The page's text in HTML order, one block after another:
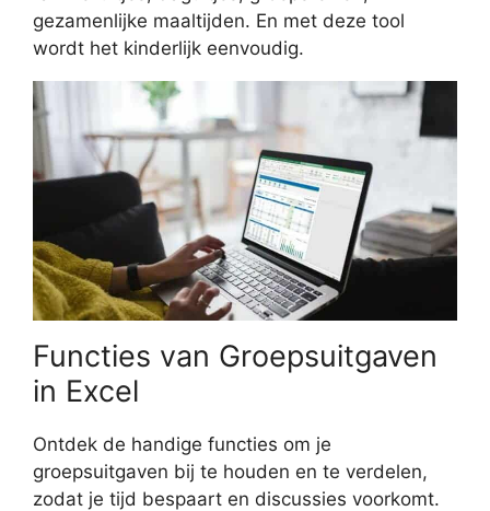
gezamenlijke maaltijden. En met deze tool
wordt het kinderlijk eenvoudig.
Functies van Groepsuitgaven
in Excel
Ontdek de handige functies om je
groepsuitgaven bij te houden en te verdelen,
zodat je tijd bespaart en discussies voorkomt.